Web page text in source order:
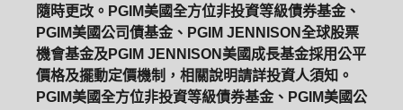
ETF 中國好時平衡 壽星優惠
醫療生化 中國品牌 0%手續費
隨時更改。PGIM美國全方位非投資等級債券基金、
PGIM美國公司債基金、PGIM JENNISON全球股票
機會基金及PGIM JENNISON美國成長基金採用公平
價格及擺動定價機制，相關說明請詳投資人須知。
PGIM美國全方位非投資等級債券基金、PGIM美國公